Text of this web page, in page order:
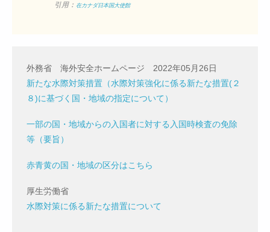
引用： 在カナダ日本国大使館
外務省 海外安全ホームページ 2022年05月26日
新たな水際対策措置（水際対策強化に係る新たな措置(２
８)に基づく国・地域の指定について）
一部の国・地域からの入国者に対する入国時検査の免除
等（要旨）
赤青黄の国・地域の区分はこちら
厚生労働省
水際対策に係る新たな措置について